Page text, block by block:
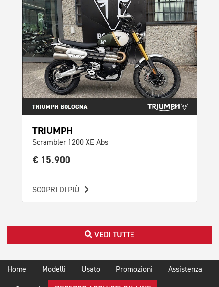
TRIUMPH
Scrambler 1200 XE Abs
€ 15.900
SCOPRI DI PIÙ
VEDI TUTTE
Home Modelli Usato Promozioni Assistenza